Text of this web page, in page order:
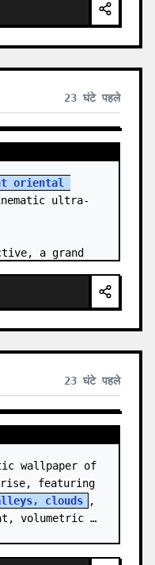
23 घंटे पहले
oriental
ultra-
a grand
the sea of
23 घंटे पहले
clouds
,
volumetric